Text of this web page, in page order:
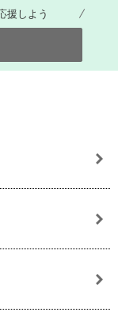
援しよう